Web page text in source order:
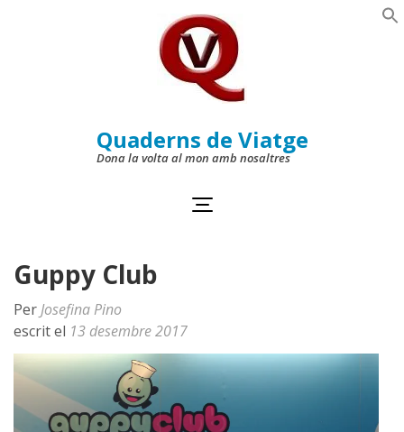
Quaderns de Viatge
Dona la volta al mon amb nosaltres
Guppy Club
Per Josefina Pino
escrit el 13 desembre 2017